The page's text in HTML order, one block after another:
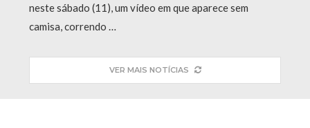
neste sábado (11), um vídeo em que aparece sem
camisa, correndo …
VER MAIS NOTÍCIAS